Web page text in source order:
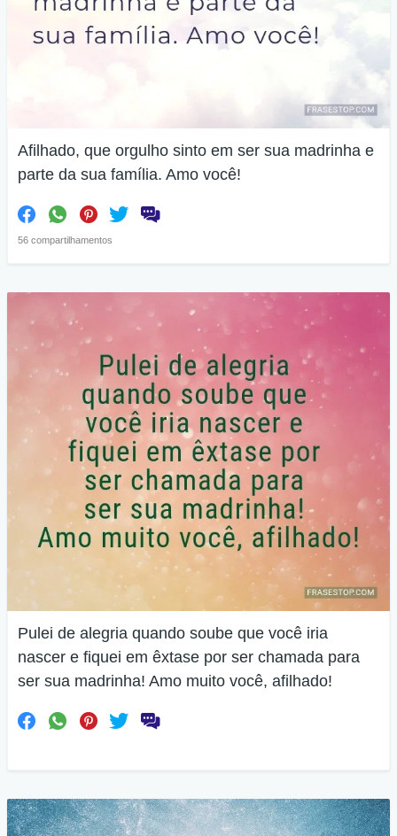
Afilhado, que orgulho sinto em ser sua madrinha e
parte da sua família. Amo você!
56 compartilhamentos
Pulei de alegria quando soube que você iria
nascer e fiquei em êxtase por ser chamada para
ser sua madrinha! Amo muito você, afilhado!